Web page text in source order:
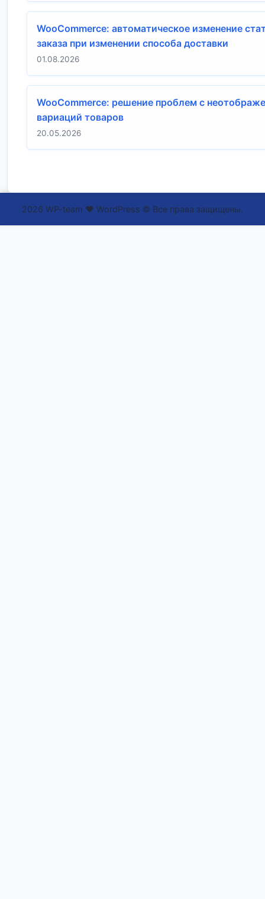
WooCommerce: автоматическое изменение
заказа при изменении способа доставки
01.08.2026
WooCommerce: решение проблем с
вариаций товаров
20.05.2026
2026 WP-team ❤ WordPress © Все права защищены.